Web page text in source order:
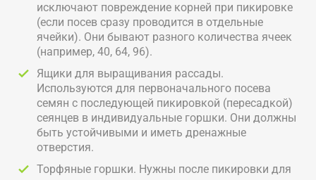
исключают повреждение корней при пикировке
(если посев сразу проводится в отдельные
ячейки). Они бывают разного количества ячеек
(например, 40, 64, 96).
Ящики для выращивания рассады.
Используются для первоначального посева
семян с последующей пикировкой (пересадкой)
сеянцев в индивидуальные горшки. Они должны
быть устойчивыми и иметь дренажные
отверстия.
Торфяные горшки. Нужны после пикировки для